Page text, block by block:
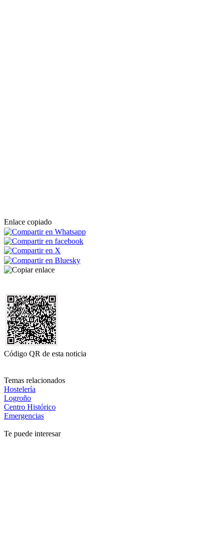
Enlace copiado
Código QR de esta noticia
Temas relacionados
Hostelería
Logroño
Centro Histórico
Emergencias
Te puede interesar